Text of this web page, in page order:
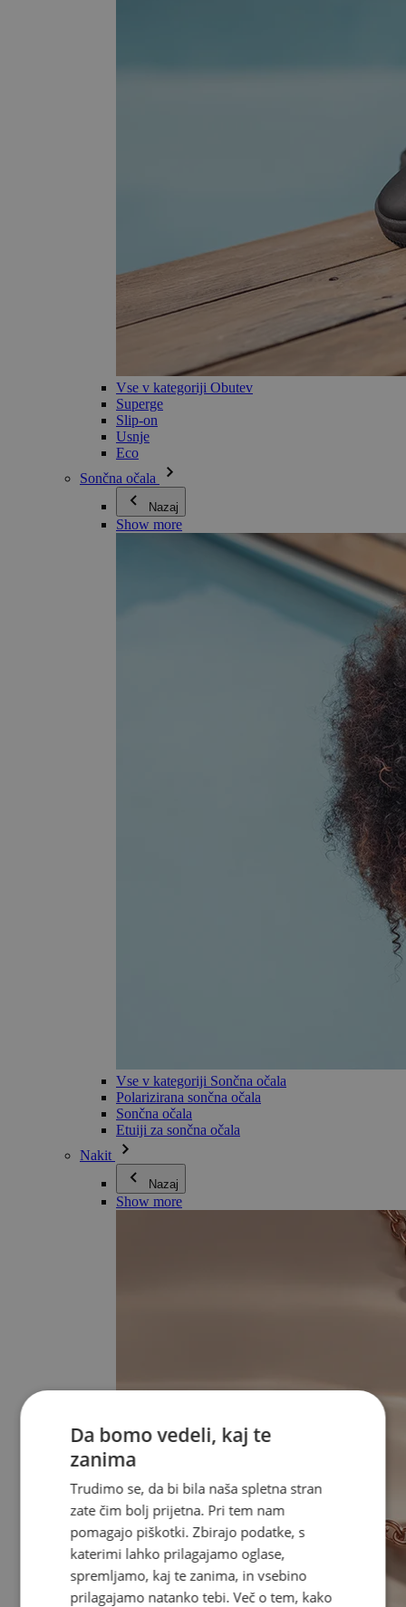
Vse v kategoriji Obutev
Superge
Slip-on
Usnje
Eco
Sončna očala
Nazaj
Show more
Vse v kategoriji Sončna očala
Polarizirana sončna očala
Sončna očala
Etuiji za sončna očala
Nakit
Nazaj
Show more
Da bomo vedeli, kaj te
zanima
Trudimo se, da bi bila naša spletna stran
zate čim bolj prijetna. Pri tem nam
pomagajo piškotki. Zbirajo podatke, s
katerimi lahko prilagajamo oglase,
spremljamo, kaj te zanima, in vsebino
prilagajamo natanko tebi. Več o tem, kako